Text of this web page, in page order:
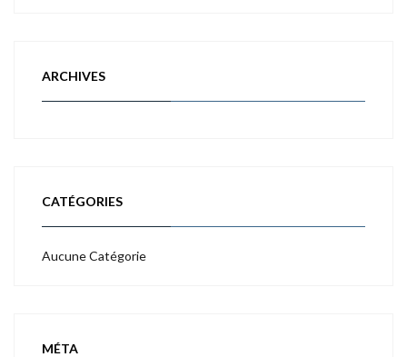
ARCHIVES
CATÉGORIES
Aucune Catégorie
MÉTA